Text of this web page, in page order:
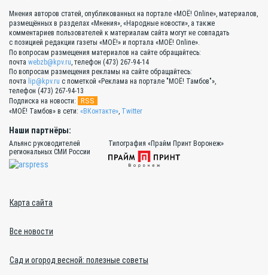
Мнения авторов статей, опубликованных на портале «МОЁ! Online», материалов,
размещённых в разделах «Мнения», «Народные новости», а также
комментариев пользователей к материалам сайта могут не совпадать
с позицией редакции газеты «МОЁ!» и портала «МОЁ! Online».
По вопросам размещения материалов на сайте обращайтесь:
почта webzb@kpv.ru, телефон (473) 267-94-14
По вопросам размещения рекламы на сайте обращайтесь:
почта lip@kpv.ru с пометкой «Реклама на портале "МОЁ! Тамбов"»,
телефон (473) 267-94-13
Подписка на новости:
RSS
«МОЁ! Тамбов» в сети: «ВКонтакте», Twitter
Наши партнёры:
Альянс руководителей
региональных СМИ России
Типография «Прайм Принт Воронеж»
Карта сайта
Все новости
Сад и огород весной: полезные советы